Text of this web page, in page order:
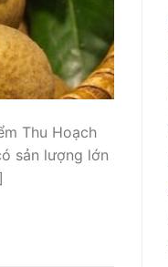
Thu Hoạch
sản lượng lớn